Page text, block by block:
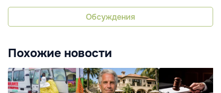
Обсуждения
Похожие новости